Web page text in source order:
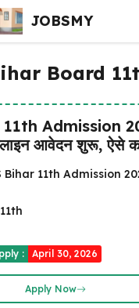
JOBSMY
Board
11th Admission
आवेदन शुरू, ऐसे
Bihar 11th Admission
11th
: April 30, 2026
Apply Now